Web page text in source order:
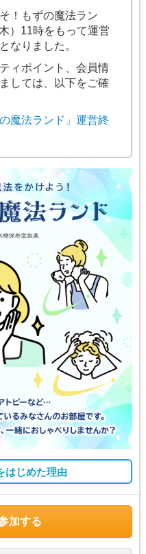
！もずの魔法ラン
）11時をもって運営
なりました。
ィポイント、会員情
しては、以下をご確
魔法ランド」運営終
はじめた理由
加する